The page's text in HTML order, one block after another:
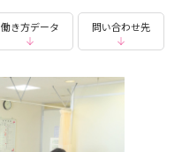
！！！！！
ぜひ「説明会・見学会／
働き方データ 問い合わせ先